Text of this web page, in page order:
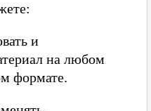
и
на любом
формате.